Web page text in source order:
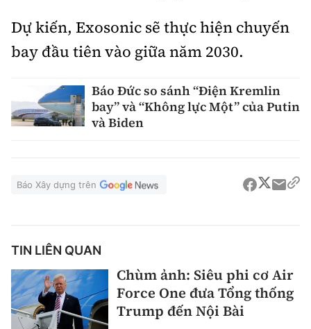
Dự kiến, Exosonic sẽ thực hiện chuyến
bay đầu tiên vào giữa năm 2030.
Báo Đức so sánh “Điện Kremlin
bay” và “Không lực Một” của Putin
và Biden
Báo Xây dựng trên
TIN LIÊN QUAN
Chùm ảnh: Siêu phi cơ Air
Force One đưa Tổng thống
Trump đến Nội Bài